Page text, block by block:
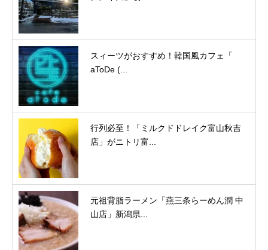
スィーツがおすすめ！韓国風カフェ「
aToDe (...
行列必至！「ミルクドドレイク富山秋吉
店」がニトリ富...
元祖背脂ラーメン「燕三条らーめん潤 中
山店」新潟県...